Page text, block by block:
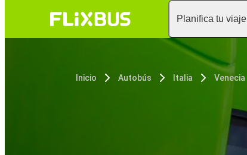
Planifica tu viaje
Inicio Autobús Italia Venecia